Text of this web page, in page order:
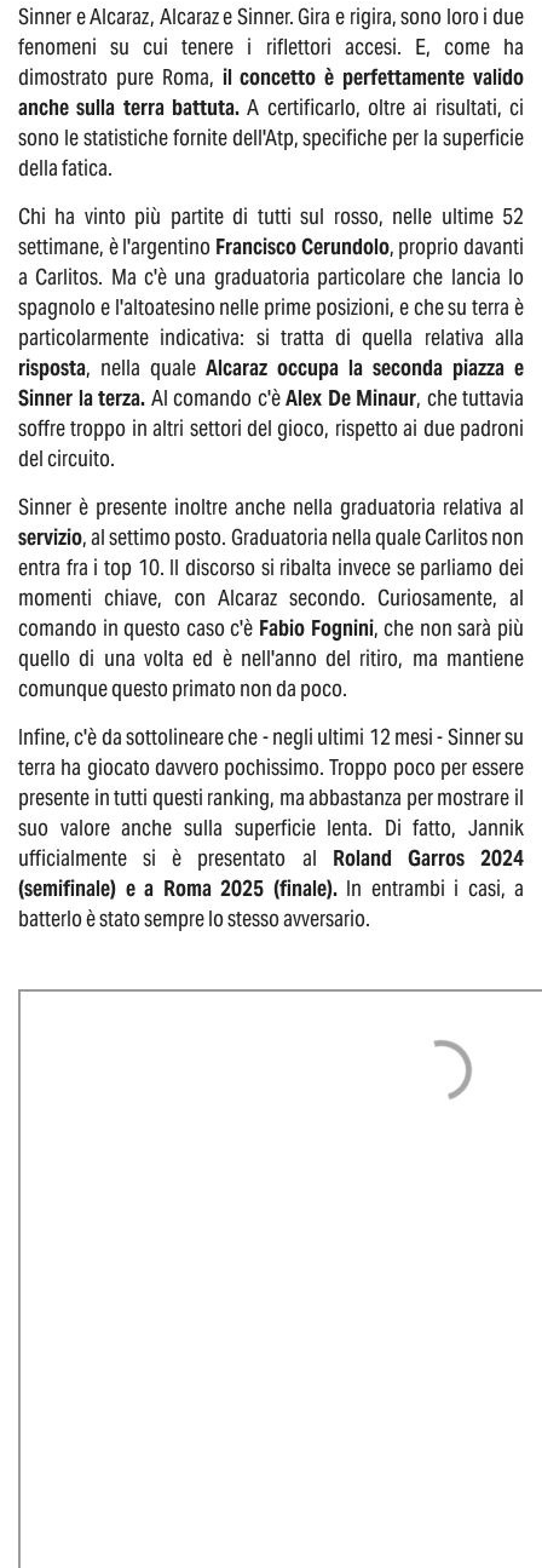
Sinner e Alcaraz, Alcaraz e Sinner. Gira e rigira, sono loro i due
fenomeni su cui tenere i riflettori accesi. E, come ha
dimostrato pure Roma, il concetto è perfettamente valido
anche sulla terra battuta. A certificarlo, oltre ai risultati, ci
sono le statistiche fornite dell'Atp, specifiche per la superficie
della fatica.
Chi ha vinto più partite di tutti sul rosso, nelle ultime 52
settimane, è l'argentino Francisco Cerundolo, proprio davanti
a Carlitos. Ma c'è una graduatoria particolare che lancia lo
spagnolo e l'altoatesino nelle prime posizioni, e che su terra è
particolarmente indicativa: si tratta di quella relativa alla
risposta, nella quale Alcaraz occupa la seconda piazza e
Sinner la terza. Al comando c'èAlex De Minaur, che tuttavia
soffre troppo in altri settori del gioco, rispetto ai due padroni
del circuito.
Sinner è presente inoltre anche nella graduatoria relativa al
servizio, al settimo posto. Graduatoria nella quale Carlitos non
entra fra i top 10. Il discorso si ribalta invece se parliamo dei
momenti chiave, con Alcaraz secondo. Curiosamente, al
comando in questo caso c'è Fabio Fognini, che non sarà più
quello di una volta ed è nell'anno del ritiro, ma mantiene
comunque questo primato non da poco.
Infine, c'è da sottolineare che - negli ultimi 12 mesi - Sinner su
terra ha giocato davvero pochissimo. Troppo poco per essere
presente in tutti questi ranking, ma abbastanza per mostrare il
suo valore anche sulla superficie lenta. Di fatto, Jannik
ufficialmente si è presentato al Roland Garros 2024
(semifinale) e a Roma 2025 (finale).In entrambi i casi, a
batterlo è stato sempre lo stesso avversario.